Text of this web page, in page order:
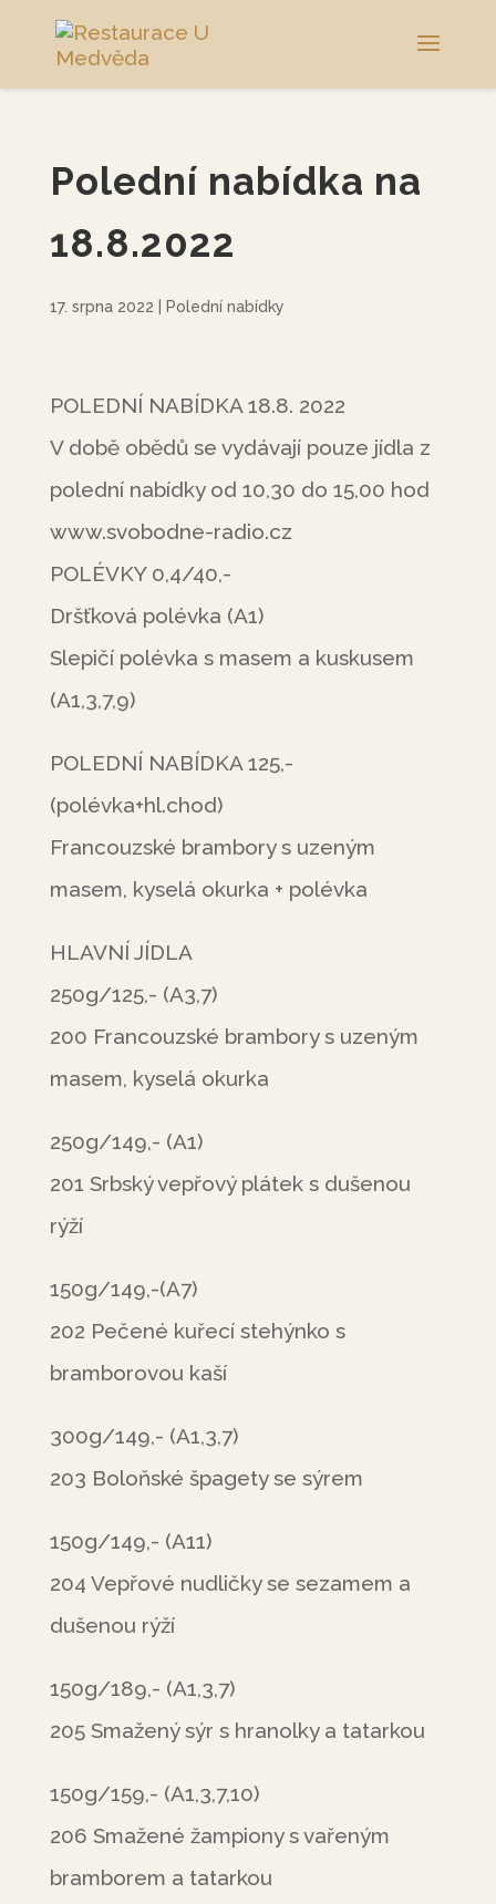
Polední nabídka na
18.8.2022
17. srpna 2022 Polední nabídky
POLEDNÍ NABÍDKA 18.8. 2022
V době obědů se vydávají pouze jídla z
polední nabídky od 10,30 do 15,00 hod
www.svobodne-radio.cz
POLÉVKY 0,4/40,-
Dršťková polévka (A1)
Slepičí polévka s masem a kuskusem
(A1,3,7,9)
POLEDNÍ NABÍDKA 125,-
(polévka+hl.chod)
Francouzské brambory s uzeným
masem, kyselá okurka + polévka
HLAVNÍ JÍDLA
250g/125,- (A3,7)
200 Francouzské brambory s uzeným
masem, kyselá okurka
250g/149,- (A1)
201 Srbský vepřový plátek s dušenou
rýží
150g/149,-(A7)
202 Pečené kuřecí stehýnko s
bramborovou kaší
300g/149,- (A1,3,7)
203 Boloňské špagety se sýrem
150g/149,- (A11)
204 Vepřové nudličky se sezamem a
dušenou rýží
150g/189,- (A1,3,7)
205 Smažený sýr s hranolky a tatarkou
150g/159,- (A1,3,7,10)
206 Smažené žampiony s vařeným
bramborem a tatarkou